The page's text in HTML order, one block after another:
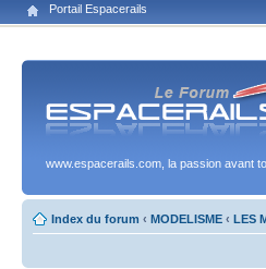
Portail Espacerails
www.espacerails.com, la passion avant
Index du forum ‹ MODELISME ‹ LES